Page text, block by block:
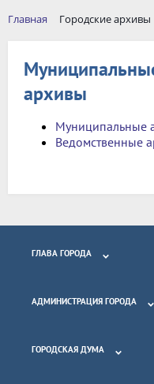
Главная Городские архивы
архивы
Муниципальные
Ведомственные
ГЛАВА ГОРОДА
АДМИНИСТРАЦИЯ ГОРОДА
ГОРОДСКАЯ ДУМА